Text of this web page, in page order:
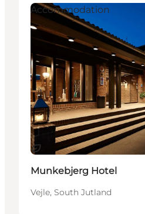
Sostenibile
Accommodation
Munkebjerg Hotel
Vejle, South Jutland